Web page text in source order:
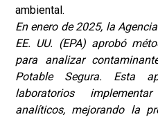
ambiental.
​En enero de 2025, la
EE. UU. (EPA) aprobó
para analizar
Potable Segura. Esta
laboratorios
analíticos, mejorando la